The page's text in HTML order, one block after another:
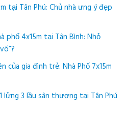
tại Tân Phú: Chủ nhà ưng ý đẹp
phố 4x15m tại Tân Bình: Nhỏ
của gia đình trẻ: Nhà Phố 7x15m
lửng 3 lầu sân thượng tại Tân Phú